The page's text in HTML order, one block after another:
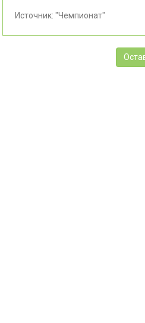
Источник: "Чемпионат"